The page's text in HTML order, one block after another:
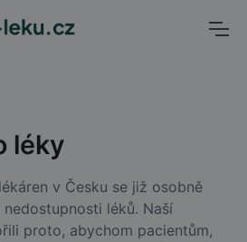
léky
v Česku se již osobně
léků. Naší
proto, abychom pacientům,